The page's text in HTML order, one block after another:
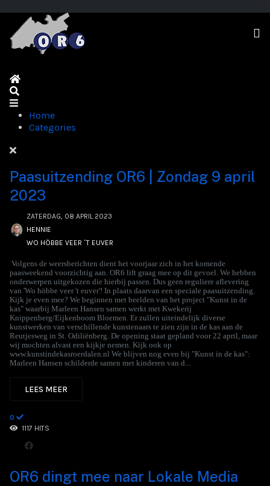
Home
Home
Categories
Paasuitzending OR6 | Zondag 9 april
2023
ZATERDAG, 08 APRIL 2023
HENNIE
WO HÖBBE VEER ´T EUVER
Volgens de weersberichten dient het voorjaar zich in het komende
paasweekend voorzichtig aan. OR6 lift graag mee op dit gevoel. We hebben
onderwerpen uitgekozen die hierbij passen. Dus geen reguliere aflevering
van 'Wo höbbe veer 't euver'! In plaats daarvan een speciale paasuitzending.
Kijk je even mee? We beginnen met beelden van het project "Kunst in de
kas" waarbij Marleen Hansen samen werkt met Kwekerij
Knippenberg/Eijkenboom Bloemen. Er zullen uiteindelijk diverse
kunstwerken van verschillende kunstenaars te zien zijn in de kas aan de
Reutjesweg in St. Odiliënberg. De opening staat gepland voor 22 april, maar
wij mochten alvast een kijkje nemen. Kijk ook op
www.kunstindekasroerdalen.nl We blijven nog even bij "Kunst in de kas":
Marleen Hansen schilderde samen met kinderen van d...
LEES MEER
0
1117 HITS
OR6 dingt mee naar Lokale Media